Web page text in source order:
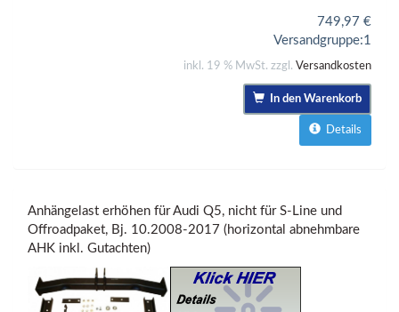
749,97 €
Versandgruppe:1
inkl. 19 % MwSt. zzgl. Versandkosten
In den Warenkorb
Details
Anhängelast erhöhen für Audi Q5, nicht für S-Line und
Offroadpaket, Bj. 10.2008-2017 (horizontal abnehmbare
AHK inkl. Gutachten)